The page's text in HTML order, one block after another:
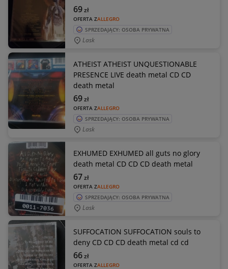
OFERTA ZALLEGRO
69zł
SPRZEDAJĄCY: OSOBA PRYWATNA
Lask
ATHEIST ATHEIST UNQUESTIONABLE
PRESENCE LIVE death metal CD CD
death metal
OFERTA ZALLEGRO
69zł
SPRZEDAJĄCY: OSOBA PRYWATNA
Lask
EXHUMED EXHUMED all guts no glory
death metal CD CD CD death metal
OFERTA ZALLEGRO
67zł
SPRZEDAJĄCY: OSOBA PRYWATNA
Lask
SUFFOCATION SUFFOCATION souls to
deny CD CD CD death metal cd cd
OFERTA ZALLEGRO
66zł